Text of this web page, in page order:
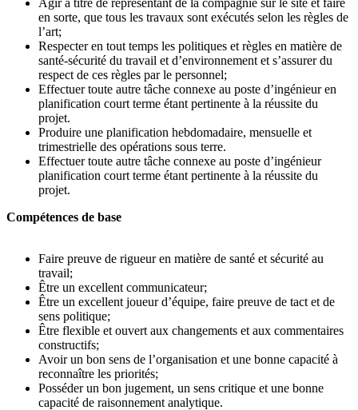
en sorte, que tous les travaux sont exécutés selon les règles de
l’art;
Respecter en tout temps les politiques et règles en matière de
santé-sécurité du travail et d’environnement et s’assurer du
respect de ces règles par le personnel;
Effectuer toute autre tâche connexe au poste d’ingénieur en
planification court terme étant pertinente à la réussite du
projet.
Produire une planification hebdomadaire, mensuelle et
trimestrielle des opérations sous terre.
Effectuer toute autre tâche connexe au poste d’ingénieur
planification court terme étant pertinente à la réussite du
projet.
Compétences de base
Faire preuve de rigueur en matière de santé et sécurité au
travail;
Être un excellent communicateur;
Être un excellent joueur d’équipe, faire preuve de tact et de
sens politique;
Être flexible et ouvert aux changements et aux commentaires
constructifs;
Avoir un bon sens de l’organisation et une bonne capacité à
reconnaître les priorités;
Posséder un bon jugement, un sens critique et une bonne
capacité de raisonnement analytique.